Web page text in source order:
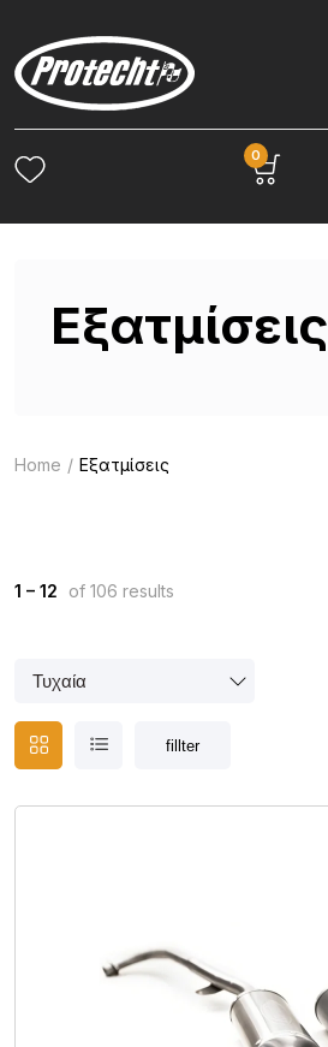
0
Εξατμίσεις
Home Εξατμίσεις
1 – 12 of 106 results
fillter